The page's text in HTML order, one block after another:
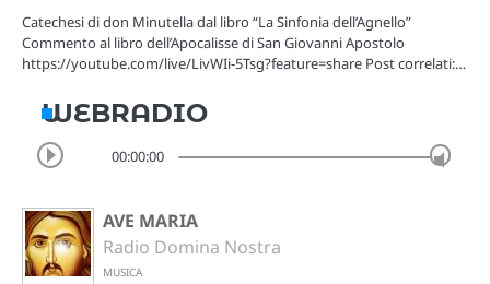
Catechesi di don Minutella dal libro “La Sinfonia dell’Agnello”
Commento al libro dell’Apocalisse di San Giovanni Apostolo
https://youtube.com/live/LivWIi-5Tsg?feature=share Post correlati:…
WEBRADIO
00:00:00
AVE MARIA
Radio Domina Nostra
MUSICA